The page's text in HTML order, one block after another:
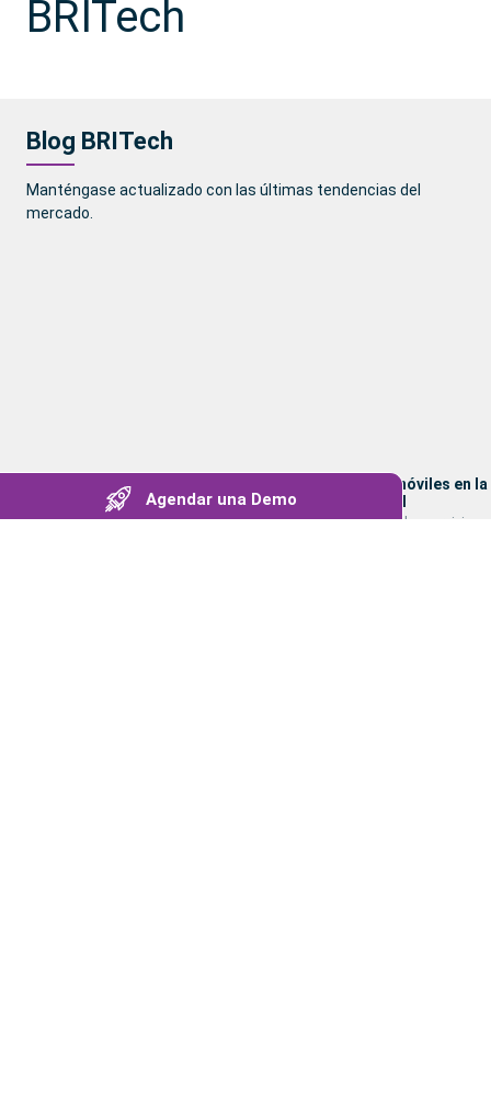
Blog BRITech
Manténgase actualizado con las últimas tendencias del
mercado.
Gestión Patrimonial y Privacidad de
El impacto de los servicios móviles en la
Servicios móviles en
El impacto de los servicios
Agendar una Demo